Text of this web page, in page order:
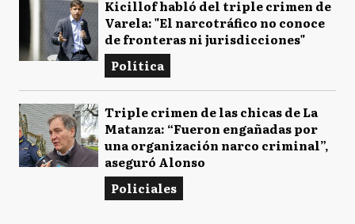
Kicillof habló del triple crimen de
Varela: "El narcotráfico no conoce
de fronteras ni jurisdicciones"
Política
Triple crimen de las chicas de La
Matanza: “Fueron engañadas por
una organización narco criminal”,
aseguró Alonso
Policiales